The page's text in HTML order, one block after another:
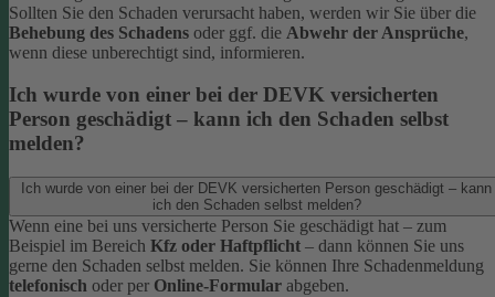
Sollten Sie den Schaden verursacht haben, werden wir Sie über die
Behebung des Schadens oder ggf. die Abwehr der Ansprüche,
wenn diese unberechtigt sind, informieren.
Ich wurde von einer bei der DEVK versicherten
Person geschädigt – kann ich den Schaden selbst
melden?
Ich wurde von einer bei der DEVK versicherten Person geschädigt – kann
ich den Schaden selbst melden?
Wenn eine bei uns versicherte Person Sie geschädigt hat – zum
Beispiel im Bereich Kfz oder Haftpflicht – dann können Sie uns
gerne den Schaden selbst melden. Sie können Ihre Schadenmeldung
telefonisch oder per Online-Formular abgeben.